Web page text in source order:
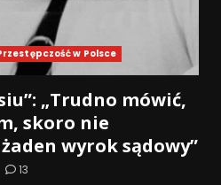
w Polsce
„Trudno mówić,
skoro nie
wyrok sądowy”
13